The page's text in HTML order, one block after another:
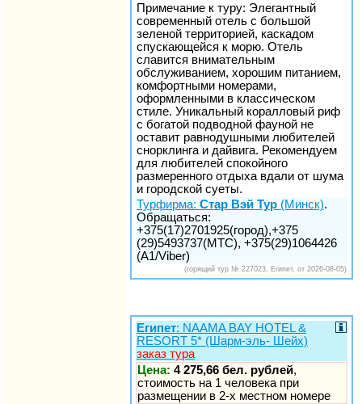
Примечание к туру: Элегантный
современный отель с большой
зеленой территорией, каскадом
спускающейся к морю. Отель
славится внимательным
обслуживанием, хорошим питанием,
комфортными номерами,
оформленными в классическом
стиле. Уникальный коралловый риф
с богатой подводной фауной не
оставит равнодушными любителей
снорклинга и дайвига. Рекомендуем
для любителей спокойного
размеренного отдыха вдали от шума
и городской суеты.
Турфирма: Стар Вэй Тур (Минск).
Обращаться:
+375(17)2701925(город),+375
(29)5493737(МТС), +375(29)1064426
(A1/Viber)
(горящий тур № 227023, Египет, от 2026-08-05)
Египет: NAAMA BAY HOTEL &
RESORT 5* (Шарм-эль- Шейх)
заказ тура
Цена: 4 275,66 бел. рублей,
стоимость на 1 человека при
размещении в 2-х местном номере